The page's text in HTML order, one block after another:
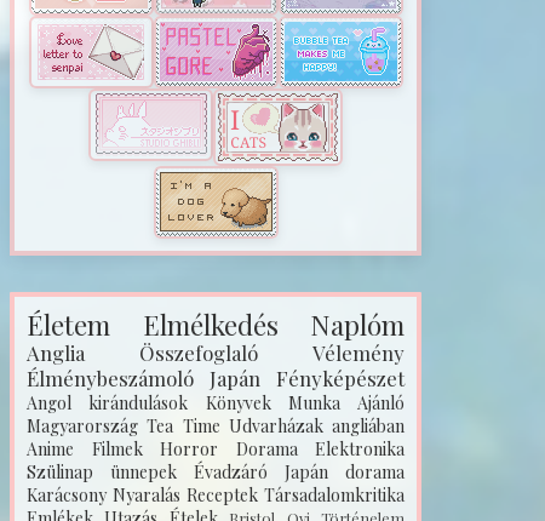
Életem Elmélkedés Naplóm
Anglia Összefoglaló
Vélemény
Élménybeszámoló Japán Fényképészet
Angol kirándulások Könyvek Munka
Ajánló
Magyarország Tea Time Udvarházak angliában
Anime
Filmek Horror Dorama
Elektronika
Szülinap
ünnepek Évadzáró
Japán dorama
Karácsony Nyaralás Receptek Társadalomkritika